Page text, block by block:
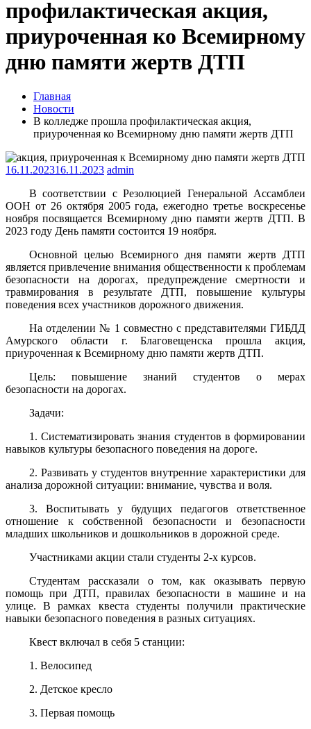
профилактическая акция,
приуроченная ко Всемирному
дню памяти жертв ДТП
Главная
Новости
В колледже прошла профилактическая акция,
приуроченная ко Всемирному дню памяти жертв ДТП
16.11.202316.11.2023 admin
В соответствии с Резолюцией Генеральной Ассамблеи
ООН от 26 октября 2005 года, ежегодно третье воскресенье
ноября посвящается Всемирному дню памяти жертв ДТП. В
2023 году День памяти состоится 19 ноября.
Основной целью Всемирного дня памяти жертв ДТП
является привлечение внимания общественности к проблемам
безопасности на дорогах, предупреждение смертности и
травмирования в результате ДТП, повышение культуры
поведения всех участников дорожного движения.
На отделении № 1 совместно с представителями ГИБДД
Амурского области г. Благовещенска прошла акция,
приуроченная к Всемирному дню памяти жертв ДТП.
Цель: повышение знаний студентов о мерах
безопасности на дорогах.
Задачи:
1. Систематизировать знания студентов в формировании
навыков культуры безопасного поведения на дороге.
2. Развивать у студентов внутренние характеристики для
анализа дорожной ситуации: внимание, чувства и воля.
3. Воспитывать у будущих педагогов ответственное
отношение к собственной безопасности и безопасности
младших школьников и дошкольников в дорожной среде.
Участниками акции стали студенты 2-х курсов.
Студентам рассказали о том, как оказывать первую
помощь при ДТП, правилах безопасности в машине и на
улице. В рамках квеста студенты получили практические
навыки безопасного поведения в разных ситуациях.
Квест включал в себя 5 станции:
1. Велосипед
2. Детское кресло
3. Первая помощь